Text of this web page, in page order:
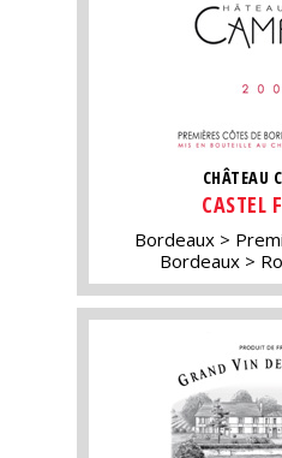
CHÂTEAU
CASTEL
Bordeaux
Bordeaux